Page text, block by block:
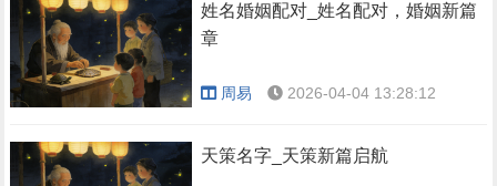
姓名婚姻配对_姓名配对，婚姻新篇
章
周易 2026-04-04 13:28:12
天策名字_天策新篇启航